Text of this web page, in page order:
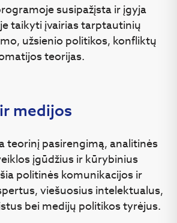
susipažįsta ir įgyja
taikyti įvairias tarptautinių
užsienio politikos, konfliktų
teorijas.
medijos
teorinį pasirengimą, analitinės
įgūdžius ir kūrybinius
politinės komunikacijos ir
viešuosius intelektualus,
bei medijų politikos tyrėjus.